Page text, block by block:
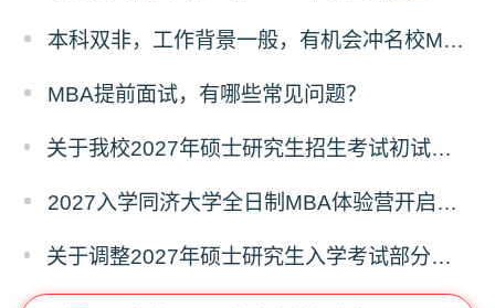
本科双非，工作背景一般，有机会冲名校MBA吗？
MBA提前面试，有哪些常见问题？
关于我校2027年硕士研究生招生考试初试科目调整的补充公告
2027入学同济大学全日制MBA体验营开启报名！
关于调整2027年硕士研究生入学考试部分专业考试科目的通知